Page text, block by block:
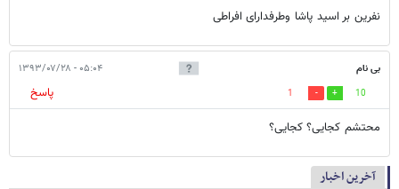
نفرین بر اسید پاشا وطرفدارای افراطی
بی نام ۰۵:۰۴ - ۱۳۹۳/۰۷/۲۸
10
1
پاسخ
محتشم کجایی؟ کجایی؟
آخرین اخبار